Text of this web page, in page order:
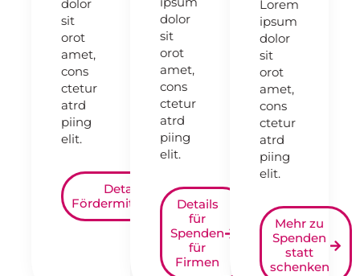
dolor
sit
orot
amet,
cons
ctetur
atrd
piing
elit.​
Details zur
Fördermitgliedschaft
dolor
sit
orot
amet,
cons
ctetur
atrd
piing
elit.​
Details
für
Spenden
für
Firmen
Lorem
ipsum
dolor
sit
orot
amet,
cons
ctetur
atrd
piing
elit.​
Mehr zu
Spenden
statt
schenken